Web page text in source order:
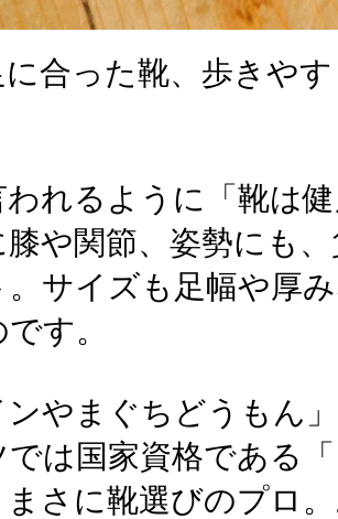
に合った靴、歩きや
れるように「靴は
や関節、姿勢にも
。サイズも足幅や厚
す。
ンやまぐちどうもん
は国家資格である
まさに靴選びのプロ